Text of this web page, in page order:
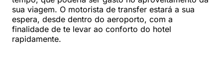
sua viagem. O motorista de transfer estará a sua
espera, desde dentro do aeroporto, com a
finalidade de te levar ao conforto do hotel
rapidamente.